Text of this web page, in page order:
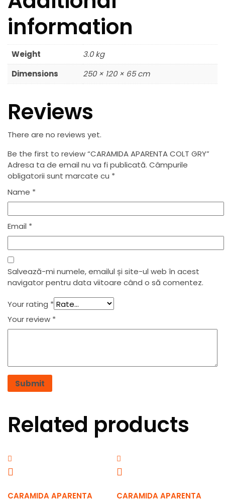
information
Weight
3.0 kg
Dimensions
250 × 120 × 65 cm
Reviews
There are no reviews yet.
Be the first to review “CARAMIDA APARENTA COLT GRY”
Adresa ta de email nu va fi publicată. Câmpurile
obligatorii sunt marcate cu *
Name *
Email *
Salvează-mi numele, emailul și site-ul web în acest
navigator pentru data viitoare când o să comentez.
Your rating *
Your review *
Related products
CARAMIDA APARENTA CARAMIDA APARENTA